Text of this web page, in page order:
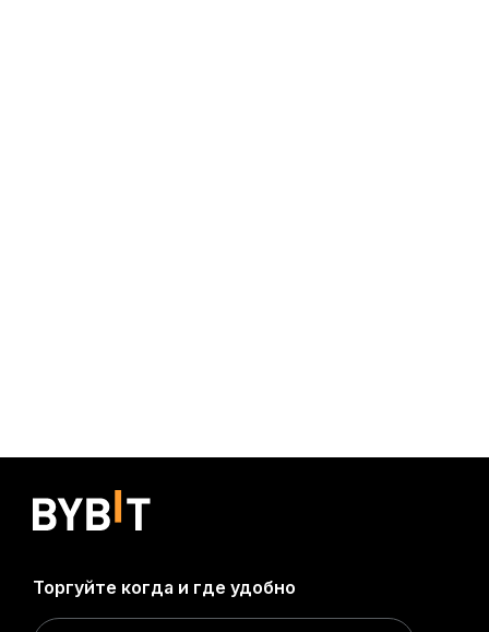
Торгуйте когда и где удобно